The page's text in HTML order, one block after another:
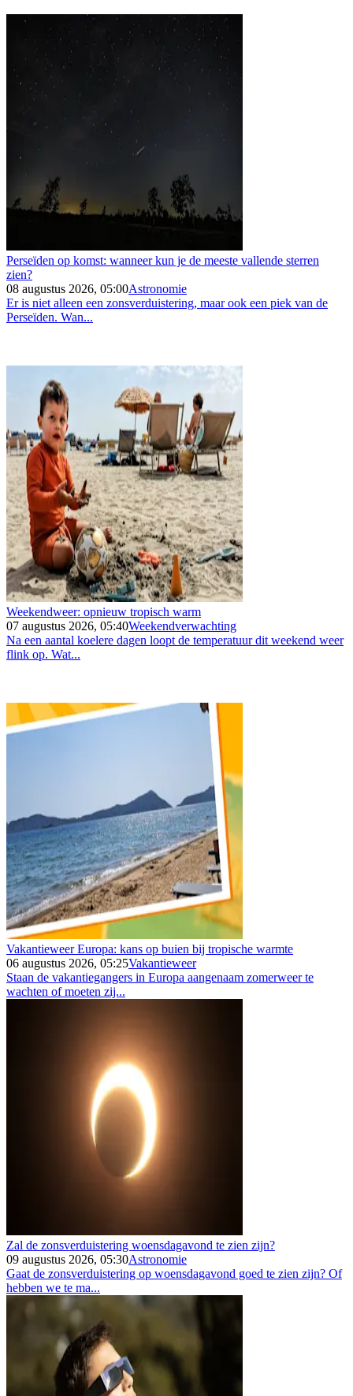
Perseïden op komst: wanneer kun je de meeste vallende sterren
zien?
08 augustus 2026, 05:00Astronomie
Er is niet alleen een zonsverduistering, maar ook een piek van de
Perseïden. Wan...
Weekendweer: opnieuw tropisch warm
07 augustus 2026, 05:40Weekendverwachting
Na een aantal koelere dagen loopt de temperatuur dit weekend weer
flink op. Wat...
Vakantieweer Europa: kans op buien bij tropische warmte
06 augustus 2026, 05:25Vakantieweer
Staan de vakantiegangers in Europa aangenaam zomerweer te
wachten of moeten zij...
Zal de zonsverduistering woensdagavond te zien zijn?
09 augustus 2026, 05:30Astronomie
Gaat de zonsverduistering op woensdagavond goed te zien zijn? Of
hebben we te ma...